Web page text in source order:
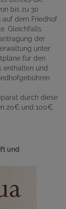
bis zu 30
auf dem Friedhof
Gleichfalls
der
unter
für den
enthalten und
durch diese
20€ und 100€.
und